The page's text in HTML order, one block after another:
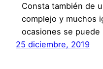
Consta también de
complejo y muchos
ocasiones se puede
25 diciembre, 2019